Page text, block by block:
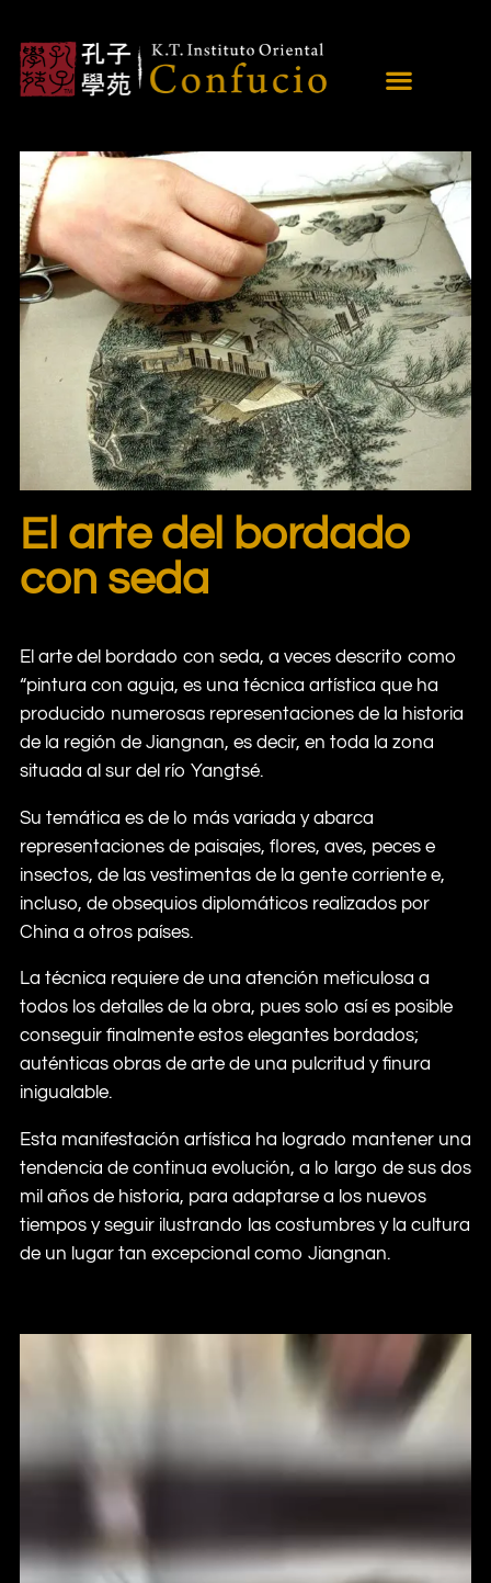
El arte del bordado
con seda
El arte del bordado con seda, a veces descrito como
“pintura con aguja, es una técnica artística que ha
producido numerosas representaciones de la historia
de la región de Jiangnan, es decir, en toda la zona
situada al sur del río Yangtsé.
Su temática es de lo más variada y abarca
representaciones de paisajes, flores, aves, peces e
insectos, de las vestimentas de la gente corriente e,
incluso, de obsequios diplomáticos realizados por
China a otros países.
La técnica requiere de una atención meticulosa a
todos los detalles de la obra, pues solo así es posible
conseguir finalmente estos elegantes bordados;
auténticas obras de arte de una pulcritud y finura
inigualable.
Esta manifestación artística ha logrado mantener una
tendencia de continua evolución, a lo largo de sus dos
mil años de historia, para adaptarse a los nuevos
tiempos y seguir ilustrando las costumbres y la cultura
de un lugar tan excepcional como Jiangnan.
器